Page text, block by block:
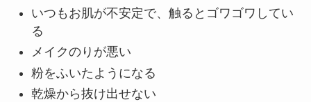
いつもお肌が不安定で、触るとゴワゴワしてい
る
メイクのりが悪い
粉をふいたようになる
乾燥から抜け出せない